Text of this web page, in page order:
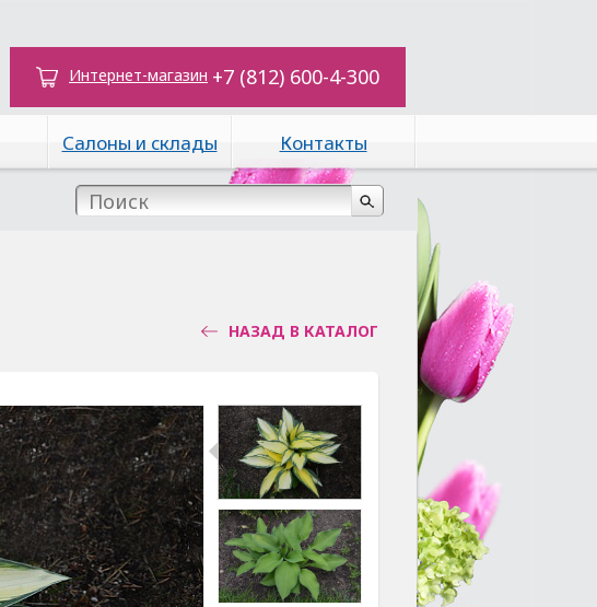
Интернет-магазин +7 (812) 600-4-300
Салоны и склады Контакты
НАЗАД В КАТАЛОГ